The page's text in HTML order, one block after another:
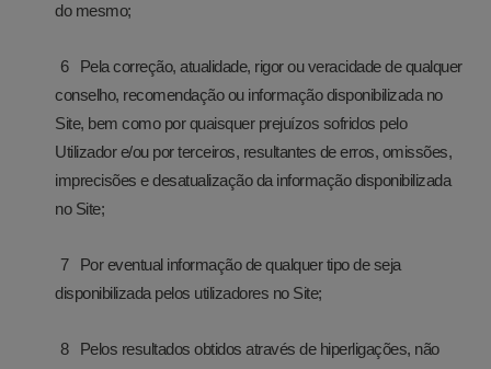
do mesmo;
Pela correção, atualidade, rigor ou veracidade de qualquer
conselho, recomendação ou informação disponibilizada no
Site, bem como por quaisquer prejuízos sofridos pelo
Utilizador e/ou por terceiros, resultantes de erros, omissões,
imprecisões e desatualização da informação disponibilizada
no Site;
Por eventual informação de qualquer tipo de seja
disponibilizada pelos utilizadores no Site;
Pelos resultados obtidos através de hiperligações, não